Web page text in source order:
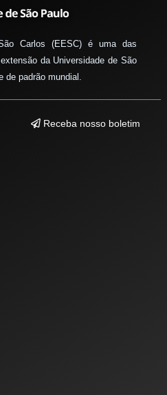
Carlos (EESC) é uma das
da Universidade de São
de padrão mundial.
Receba nosso boletim